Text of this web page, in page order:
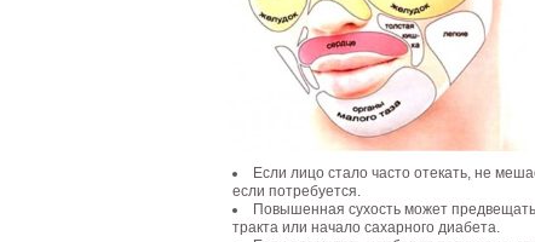
Если лицо стало часто отекать, не
если потребуется.
Повышенная сухость может
тракта или начало сахарного диабета.